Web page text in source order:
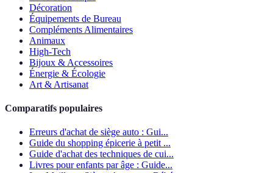
Décoration
Équipements de Bureau
Compléments Alimentaires
Animaux
High-Tech
Bijoux & Accessoires
Énergie & Écologie
Art & Artisanat
Comparatifs populaires
Erreurs d'achat de siège auto : Gui...
Guide du shopping épicerie à petit ...
Guide d'achat des techniques de cui...
Livres pour enfants par âge : Guide...